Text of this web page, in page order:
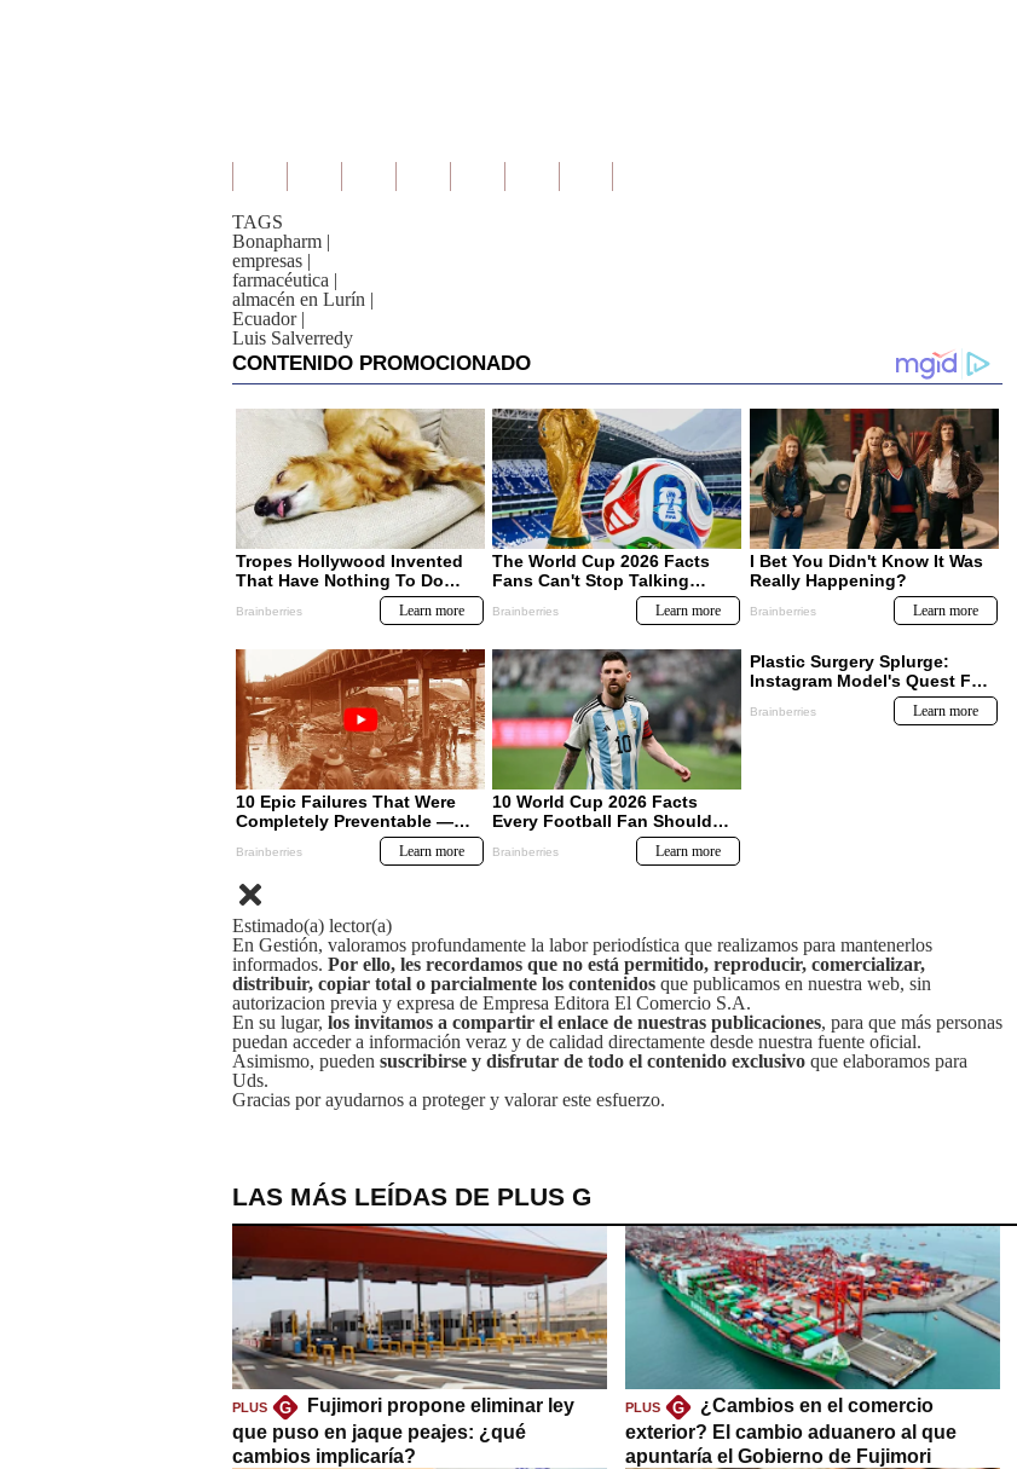
TAGS
Bonapharm |
empresas |
farmacéutica |
almacén en Lurín |
Ecuador |
Luis Salverredy
Estimado(a) lector(a)
En Gestión, valoramos profundamente la labor periodística que realizamos para mantenerlos
informados. Por ello, les recordamos que no está permitido, reproducir, comercializar,
distribuir, copiar total o parcialmente los contenidos que publicamos en nuestra web, sin
autorizacion previa y expresa de Empresa Editora El Comercio S.A.
En su lugar, los invitamos a compartir el enlace de nuestras publicaciones, para que más personas
puedan acceder a información veraz y de calidad directamente desde nuestra fuente oficial.
Asimismo, pueden suscribirse y disfrutar de todo el contenido exclusivo que elaboramos para
Uds.
Gracias por ayudarnos a proteger y valorar este esfuerzo.
LAS MÁS LEÍDAS DE PLUS G
PLUS G
Fujimori propone eliminar ley
que puso en jaque peajes: ¿qué
cambios implicaría?
PLUS G
¿Cambios en el comercio
exterior? El cambio aduanero al que
apuntaría el Gobierno de Fujimori